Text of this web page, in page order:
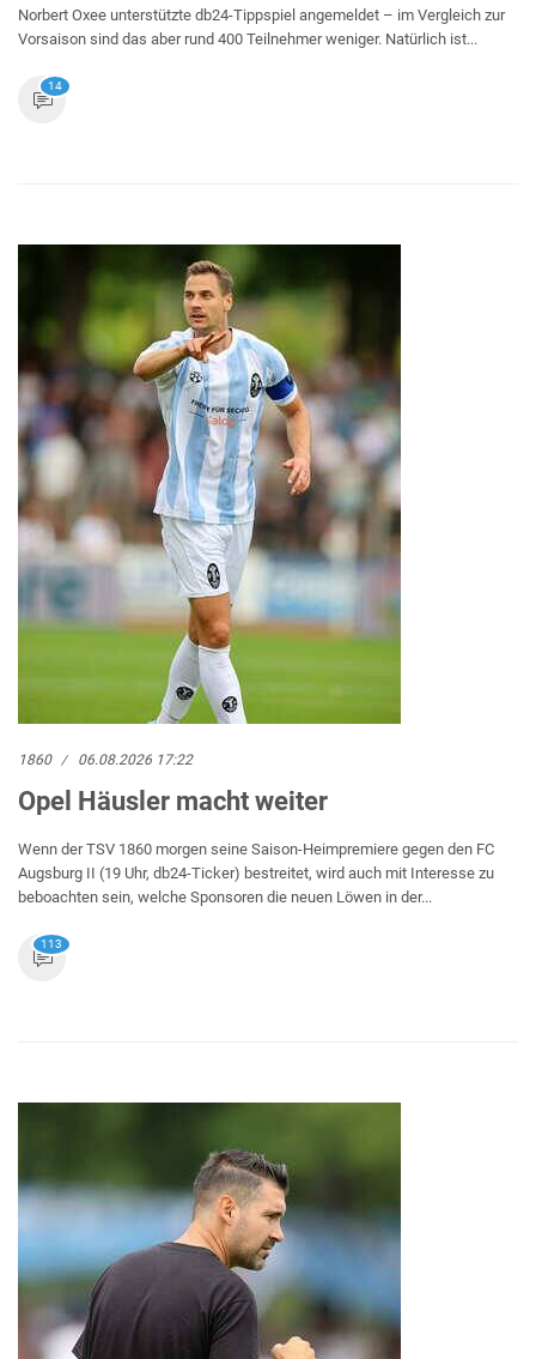
Norbert Oxee unterstützte db24-Tippspiel angemeldet – im Vergleich zur
Vorsaison sind das aber rund 400 Teilnehmer weniger. Natürlich ist...
14
1860 06.08.2026 17:22
Opel Häusler macht weiter
Wenn der TSV 1860 morgen seine Saison-Heimpremiere gegen den FC
Augsburg II (19 Uhr, db24-Ticker) bestreitet, wird auch mit Interesse zu
beboachten sein, welche Sponsoren die neuen Löwen in der...
113